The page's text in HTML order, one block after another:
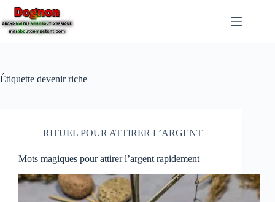
Étiquette devenir riche
RITUEL POUR ATTIRER L’ARGENT
Mots magiques pour attirer l’argent rapidement